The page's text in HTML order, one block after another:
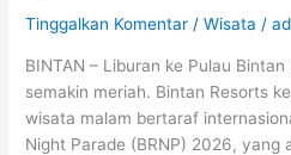
Tinggalkan Komentar /Wisata /
BINTAN – Liburan ke Pulau
semakin meriah. Bintan Resorts
wisata malam bertaraf
Night Parade (BRNP) 2026, yang